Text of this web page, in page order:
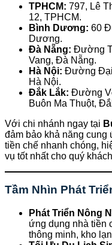
TPHCM: 797, Lê
12, TPHCM.
Bình Dương: 60
Dương.
Đà Nẵng: Đường
Vang, Đà Nẵng.
Hà Nội: Đường Đại
Hà Nội.
Đắk Lắk: Đường
Buôn Ma Thuột,
Với chi nhánh ngay tại
đảm bảo khả năng cung
tiền chế nhanh chóng,
vụ tốt nhất cho quý
Tầm Nhìn Phát
Phát Triển Nông
ứng dụng nhà tiền
thông minh, kho